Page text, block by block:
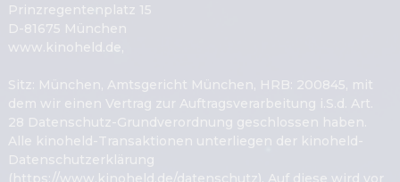
Prinzregentenplatz 15
D-81675 München
www.kinoheld.de,
Sitz: München, Amtsgericht München, HRB: 200845, mit
dem wir einen Vertrag zur Auftragsverarbeitung i.S.d. Art.
28 Datenschutz-Grundverordnung geschlossen haben.
Alle kinoheld-Transaktionen unterliegen der kinoheld-
Datenschutzerklärung
(https://www.kinoheld.de/datenschutz). Auf diese wird vor